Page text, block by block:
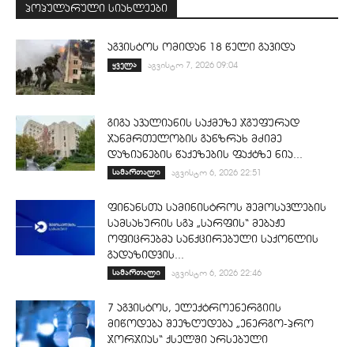
პოპულარული სიახლეები
აგვისტოს ომიდან 18 წელი გავიდა
ყველა აგვისტო 7, 2026 09:04
გიგა ავალიანის საქმეზე ჯგუფურად
ჯანმრთელობის განზრახ მძიმე
დაზიანების წაქეზების ფაქტზე ნია...
სამართალი აგვისტო 6, 2026 22:51
ფინანსთა სამინისტროს შემოსავლების
სამსახურის სგპ „სარფის“ მებაჟე
ოფიცრებმა სანქცირებული საქონლის
გადაზიდვის...
სამართალი აგვისტო 6, 2026 22:46
7 აგვისტოს, ელექტროენერგიის
მიწოდება შეეზღუდება „ენერგო-პრო
ჯორჯიას“ ქსელში არსებული